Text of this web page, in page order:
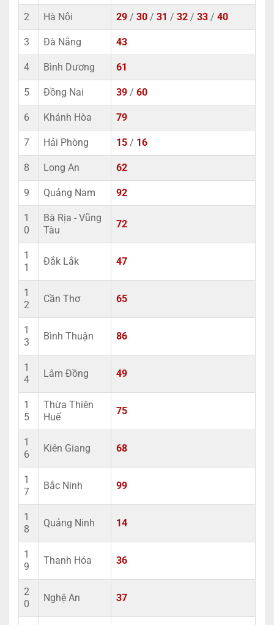
2 Hà Nội 29 / 30 / 31 / 32 / 33 / 40
3 Đà Nẵng 43
4 Bình Dương 61
5 Đồng Nai 39 / 60
6 Khánh Hòa 79
7 Hải Phòng 15 / 16
8 Long An 62
9 Quảng Nam 92
1
0
Bà Rịa - Vũng
Tàu
72
1
1
Đắk Lắk 47
1
2
Cần Thơ 65
1
3
Bình Thuận 86
1
4
Lâm Đồng 49
1
5
Thừa Thiên
Huế
75
1
6
Kiên Giang 68
1
7
Bắc Ninh 99
1
8
Quảng Ninh 14
1
9
Thanh Hóa 36
2
0
Nghệ An 37